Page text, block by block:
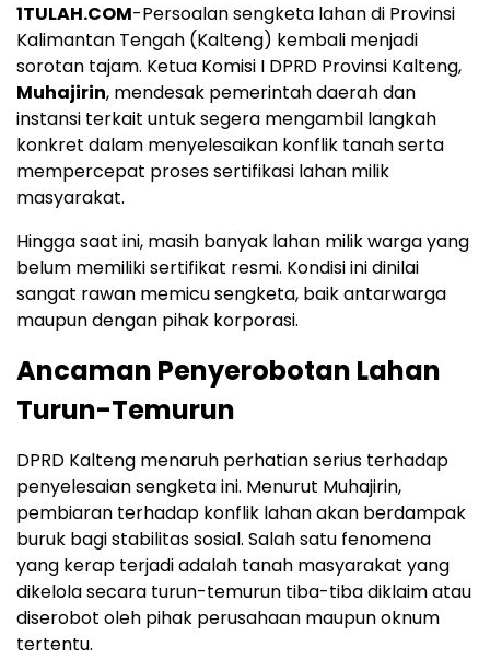
1TULAH.COM-Persoalan sengketa lahan di Provinsi
Kalimantan Tengah (Kalteng) kembali menjadi
sorotan tajam. Ketua Komisi I DPRD Provinsi Kalteng,
Muhajirin, mendesak pemerintah daerah dan
instansi terkait untuk segera mengambil langkah
konkret dalam menyelesaikan konflik tanah serta
mempercepat proses sertifikasi lahan milik
masyarakat.
Hingga saat ini, masih banyak lahan milik warga yang
belum memiliki sertifikat resmi. Kondisi ini dinilai
sangat rawan memicu sengketa, baik antarwarga
maupun dengan pihak korporasi.
Ancaman Penyerobotan Lahan
Turun-Temurun
DPRD Kalteng menaruh perhatian serius terhadap
penyelesaian sengketa ini. Menurut Muhajirin,
pembiaran terhadap konflik lahan akan berdampak
buruk bagi stabilitas sosial. Salah satu fenomena
yang kerap terjadi adalah tanah masyarakat yang
dikelola secara turun-temurun tiba-tiba diklaim atau
diserobot oleh pihak perusahaan maupun oknum
tertentu.